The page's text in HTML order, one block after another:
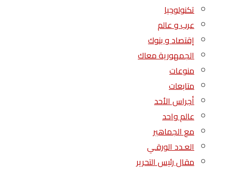
تكنولوجيا
عرب و عالم
إقتصاد و بنوك
الجمهورية معاك
منوعات
متابعات
أجراس الأحد
عالم واحد
مع الجماهير
العـدد الورقـي
مقال رئيس التحرير